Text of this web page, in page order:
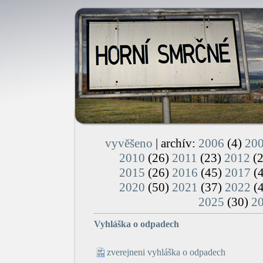
vyvěšeno | archív: 2006 (4)
2010 (26) 2011 (23) 2012
2015 (26) 2016 (45) 2017
2020 (50) 2021 (37) 2022
2025 (30)
Vyhláška o odpadech
zverejneni vyhláška o odpadech